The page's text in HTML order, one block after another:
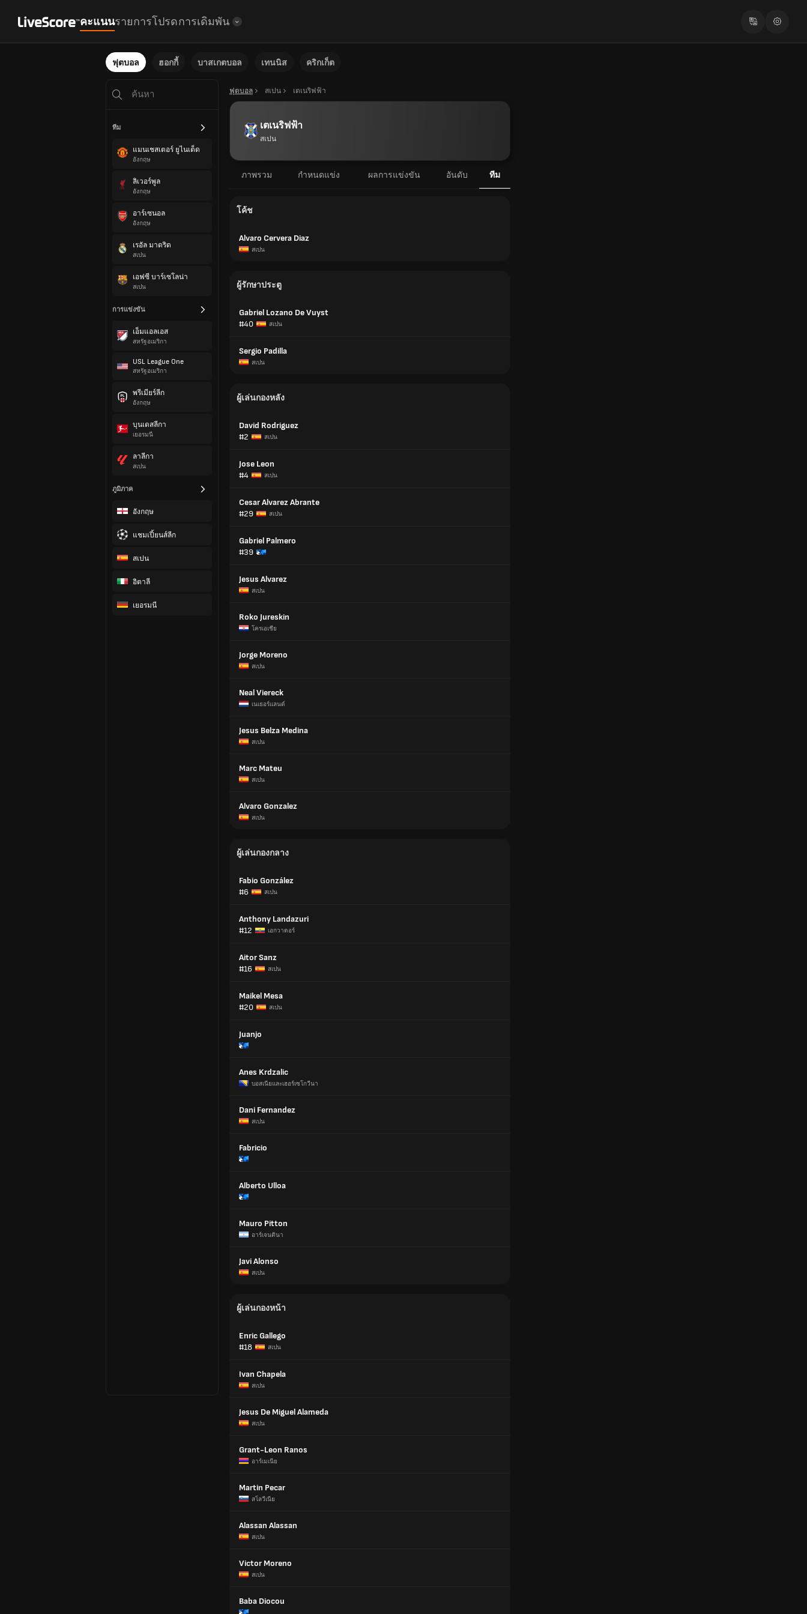
คะแนนรายการโปรดการเดิมพัน
ฟุตบอล ฮอกกี้ บาสเกตบอล เทนนิส คริกเก็ต
ทีม
แมนเชสเตอร์ ยูไนเต็ด
อังกฤษ
ลิเวอร์พูล
อังกฤษ
อาร์เซนอล
อังกฤษ
เรอัล มาดริด
สเปน
เอฟซี บาร์เซโลน่า
สเปน
การแข่งขัน
เอ็มแอลเอส
สหรัฐอเมริกา
USL League One
สหรัฐอเมริกา
พรีเมียร์ลีก
อังกฤษ
บุนเดสลีกา
เยอรมนี
ลาลีกา
สเปน
ภูมิภาค
อังกฤษ
แชมเปี้ยนส์ลีก
สเปน
อิตาลี
เยอรมนี
ฟุตบอล สเปน เตเนริฟฟ้า
เตเนริฟฟ้า
สเปน
ภาพรวม กำหนดแข่ง ผลการแข่งขัน อันดับ ทีม
โค้ช
Alvaro Cervera Diaz
สเปน
ผู้รักษาประตู
Gabriel Lozano De Vuyst
#40
สเปน
Sergio Padilla
สเปน
ผู้เล่นกองหลัง
David Rodriguez
#2
สเปน
Jose Leon
#4
สเปน
Cesar Alvarez Abrante
#29
สเปน
Gabriel Palmero
#39
Jesus Alvarez
สเปน
Roko Jureskin
โครเอเชีย
Jorge Moreno
สเปน
Neal Viereck
เนเธอร์แลนด์
Jesus Belza Medina
สเปน
Marc Mateu
สเปน
Alvaro Gonzalez
สเปน
ผู้เล่นกองกลาง
Fabio González
#6
สเปน
Anthony Landazuri
#12
เอกวาดอร์
Aitor Sanz
#16
สเปน
Maikel Mesa
#20
สเปน
Juanjo
Anes Krdzalic
บอสเนียและเฮอร์เซโกวีนา
Dani Fernandez
สเปน
Fabricio
Alberto Ulloa
Mauro Pitton
อาร์เจนตินา
Javi Alonso
สเปน
ผู้เล่นกองหน้า
Enric Gallego
#18
สเปน
Ivan Chapela
สเปน
Jesus De Miguel Alameda
สเปน
Grant-Leon Ranos
อาร์เมเนีย
Martin Pecar
สโลวีเนีย
Alassan Alassan
สเปน
Victor Moreno
สเปน
Baba Diocou